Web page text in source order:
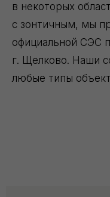
в некоторых
с зонтичным, мы
официальной СЭС
г. Щелково. Наши
любые типы